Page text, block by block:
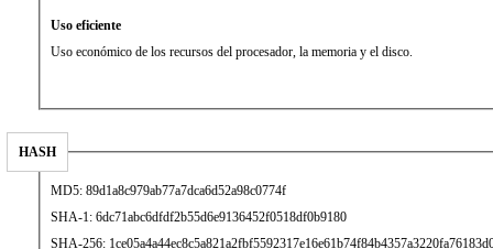
Uso eficiente
Uso económico de los recursos del procesador, la memoria y el disco.
HASH
MD5: 89d1a8c979ab77a7dca6d52a98c0774f
SHA-1: 6dc71abc6dfdf2b55d6e9136452f0518df0b9180
SHA-256: